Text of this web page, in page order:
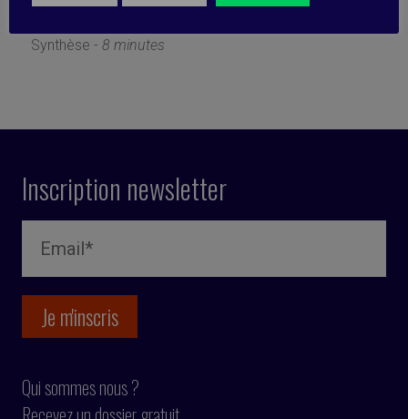
Synthèse - 8 minutes
Inscription newsletter
Qui sommes nous ?